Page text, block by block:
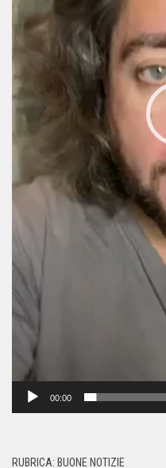
00:00
RUBRICA: BUONE NOTIZIE